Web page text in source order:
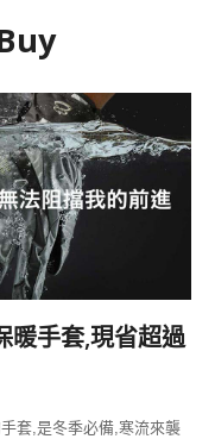
暖手套,現省超過
套,是冬季必備,寒流來襲